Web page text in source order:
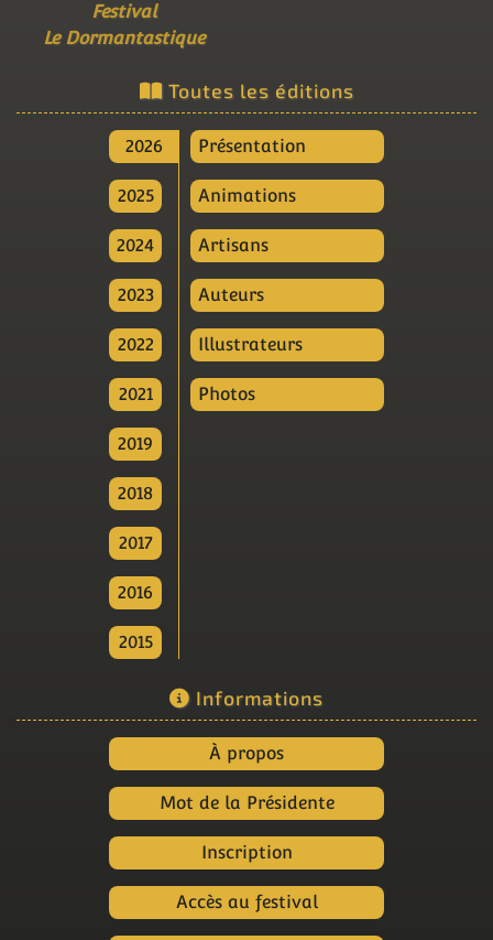
Festival
Le Dormantastique
Toutes les éditions
2026
2025
2024
2023
2022
2021
2019
2018
2017
2016
2015
Présentation
Animations
Artisans
Auteurs
Illustrateurs
Photos
Informations
À propos
Mot de la Présidente
Inscription
Accès au festival